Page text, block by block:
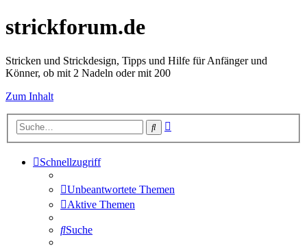
strickforum.de
Stricken und Strickdesign, Tipps und Hilfe für Anfänger und
Könner, ob mit 2 Nadeln oder mit 200
Zum Inhalt
Suche
Schnellzugriff
Unbeantwortete Themen
Aktive Themen
Suche